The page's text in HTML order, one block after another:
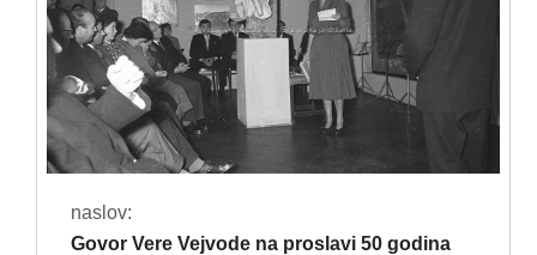
naslov:
Govor Vere Vejvode na proslavi 50 godina